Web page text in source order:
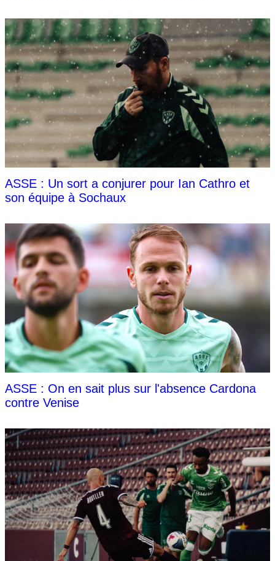
ASSE : Un sort a conjurer pour Ian Cathro et
son équipe à Sochaux
ASSE : On en sait plus sur l'absence Cardona
contre Venise